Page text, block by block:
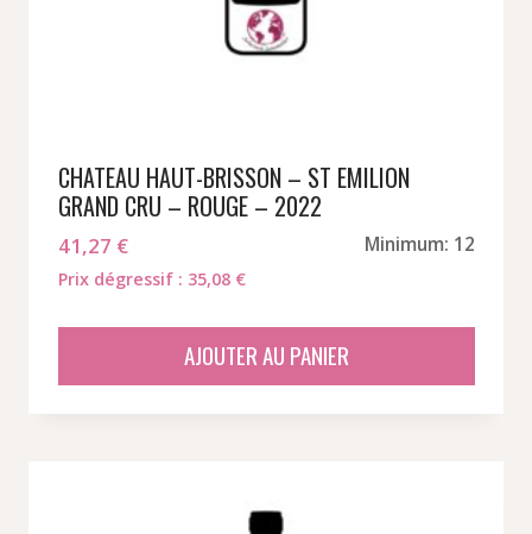
CHATEAU HAUT-BRISSON – ST EMILION
GRAND CRU – ROUGE – 2022
41,27 € Minimum: 12
Prix dégressif : 35,08 €
AJOUTER AU PANIER